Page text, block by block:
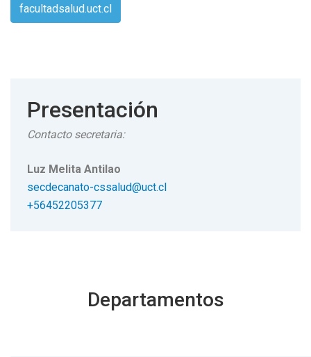
facultadsalud.uct.cl
Presentación
Contacto secretaria:
Luz Melita Antilao
secdecanato-cssalud@uct.cl
+56452205377
Departamentos